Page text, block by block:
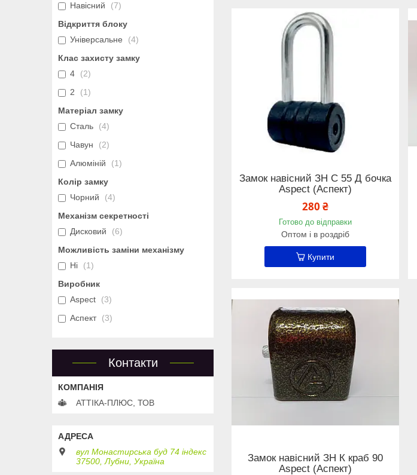
Замок навісний ЗН С 55 Д бочка
Aspect (Аспект)
280 ₴
Готово до відправки
Оптом і в роздріб
Купити
Замок навісний ЗН К краб 90
Aspect (Аспект)
Навісний
7
Відкриття блоку
Універсальне
4
Клас захисту замку
4
2
2
1
Матеріал замку
Сталь
4
Чавун
2
Алюміній
1
Колір замку
Чорний
4
Механізм секретності
Дисковий
6
Можливість заміни механізму
Ні
1
Виробник
Aspect
3
Аспект
3
Контакти
АТТІКА-ПЛЮС, ТОВ
вул Монастирська буд 74 індекс
37500, Лубни, Україна